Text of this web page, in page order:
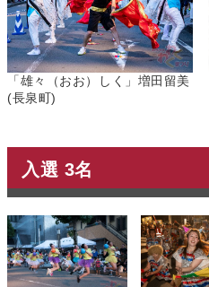
「雄々（おお）しく」増田留美
(長泉町)
入選 3名